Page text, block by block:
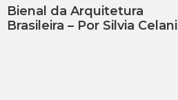
Bienal da Arquitetura
Brasileira – Por Silvia Celani